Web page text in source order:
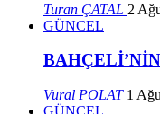
Turan ÇATAL 2
GÜNCEL
Vural POLAT 1
GÜNCEL